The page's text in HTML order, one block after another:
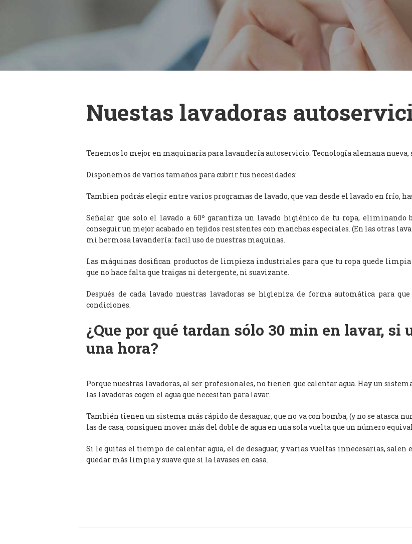
Nuestas lavadoras
Tenemos lo mejor en maquinaria para lavandería autoservicio. Tecnología alemana nueva,
Disponemos de varios tamaños para cubrir tus necesidades:
Tambien podrás elegir entre varios programas de lavado, que van desde el lavado en frío,
Señalar que solo el lavado a 60º garantiza un lavado higiénico de tu ropa, eliminando
conseguir un mejor acabado en tejidos resistentes con manchas especiales. (En las otras
mi hermosa lavandería: facil uso de nuestras maquinas.
Las máquinas dosifican productos de limpieza industriales para que tu ropa quede limpia
que no hace falta que traigas ni detergente, ni suavizante.
Después de cada lavado nuestras lavadoras se higieniza de forma automática para
condiciones.
¿Que por qué tardan sólo 30 min en lavar, si
una hora?
Porque nuestras lavadoras, al ser profesionales, no tienen que calentar agua. Hay un
las lavadoras cogen el agua que necesitan para lavar.
También tienen un sistema más rápido de desaguar, que no va con bomba, (y no se atasca
las de casa, consiguen mover más del doble de agua en una sola vuelta que un número
Si le quitas el tiempo de calentar agua, el de desaguar, y varias vueltas innecesarias, salen
quedar más limpia y suave que si la lavases en casa.